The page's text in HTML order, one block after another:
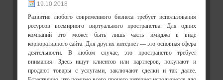
19.10.2018
Развитие любого современного бизнеса требует использования
ресурсов всемирного виртуального пространства. Для одних
компаний это может быть лишь часть имиджа в виде
корпоративного сайта. Для других интернет — это основная сфера
деятельности. В любом случае, это пространство требует
внимания. Здесь ищут клиентов или партнеров, покупают и
продают товары с услугами, заключают сделки и так далее.